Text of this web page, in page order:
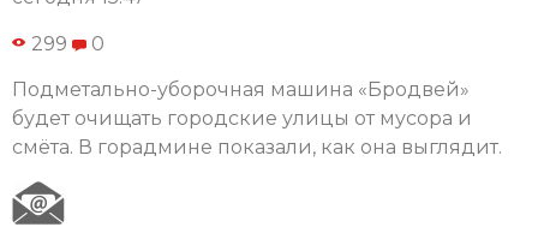
299 0
Подметально-уборочная машина «Бродвей»
будет очищать городские улицы от мусора и
смёта. В горадмине показали, как она выглядит.